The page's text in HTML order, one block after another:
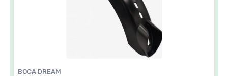
BOCA DREAM